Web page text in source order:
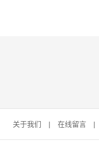
关于我们 | 在线留言 |